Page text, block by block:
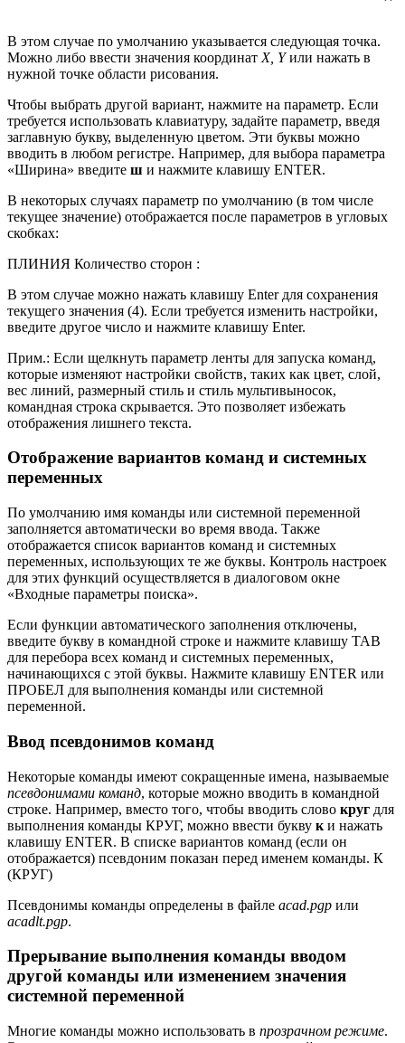
В этом случае по умолчанию указывается следующая точка.
Можно либо ввести значения координат X, Yили нажать в
нужной точке области рисования.
Чтобы выбрать другой вариант, нажмите на параметр. Если
требуется использовать клавиатуру, задайте параметр, введя
заглавную букву, выделенную цветом. Эти буквы можно
вводить в любом регистре. Например, для выбора параметра
«Ширина» введите ш и нажмите клавишу ENTER.
В некоторых случаях параметр по умолчанию (в том числе
текущее значение) отображается после параметров в угловых
скобках:
ПЛИНИЯ Количество сторон :
В этом случае можно нажать клавишу Enter для сохранения
текущего значения (4). Если требуется изменить настройки,
введите другое число и нажмите клавишу Enter.
Прим.: Если щелкнуть параметр ленты для запуска команд,
которые изменяют настройки свойств, таких как цвет, слой,
вес линий, размерный стиль и стиль мультивыносок,
командная строка скрывается. Это позволяет избежать
отображения лишнего текста.
Отображение вариантов команд и системных
переменных
По умолчанию имя команды или системной переменной
заполняется автоматически во время ввода. Также
отображается список вариантов команд и системных
переменных, использующих те же буквы. Контроль настроек
для этих функций осуществляется в диалоговом окне
«Входные параметры поиска».
Если функции автоматического заполнения отключены,
введите букву в командной строке и нажмите клавишу TAB
для перебора всех команд и системных переменных,
начинающихся с этой буквы. Нажмите клавишу ENTER или
ПРОБЕЛ для выполнения команды или системной
переменной.
Ввод псевдонимов команд
Некоторые команды имеют сокращенные имена, называемые
псевдонимами команд, которые можно вводить в командной
строке. Например, вместо того, чтобы вводить слово круг для
выполнения команды КРУГ, можно ввести букву к и нажать
клавишу ENTER. В списке вариантов команд (если он
отображается) псевдоним показан перед именем команды. К
(КРУГ)
Псевдонимы команды определены в файле acad.pgp или
acadlt.pgp.
Прерывание выполнения команды вводом
другой команды или изменением значения
системной переменной
Многие команды можно использовать в прозрачном режиме.